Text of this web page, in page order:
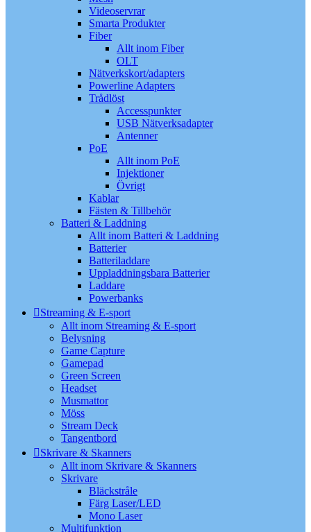
Videoservrar
Smarta Produkter
Fiber
Allt inom Fiber
OLT
Nätverkskort/adapters
Powerline Adapters
Trådlöst
Accesspunkter
USB Nätverksadapter
Antenner
PoE
Allt inom PoE
Injektioner
Övrigt
Kablar
Fästen & Tillbehör
Batteri & Laddning
Allt inom Batteri & Laddning
Batterier
Batteriladdare
Uppladdningsbara Batterier
Laddare
Powerbanks
Streaming & E-sport
Allt inom Streaming & E-sport
Belysning
Game Capture
Gamepad
Green Screen
Headset
Musmattor
Möss
Stream Deck
Tangentbord
Skrivare & Skanners
Allt inom Skrivare & Skanners
Skrivare
Bläckstråle
Färg Laser/LED
Mono Laser
Multifunktion